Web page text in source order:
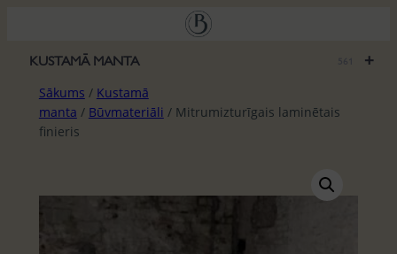
saturu
+
KUSTAMĀ MANTA
Sākums / Kustamā
manta / Būvmateriāli / Mitrumizturīgais laminētais
finieris